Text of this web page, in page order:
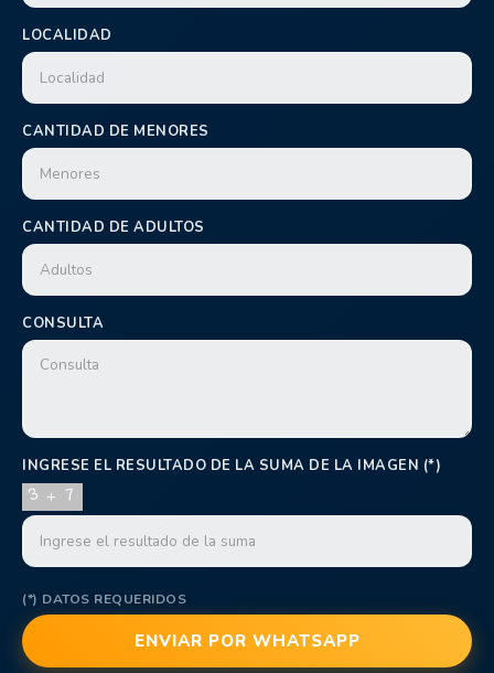
LOCALIDAD
CANTIDAD DE MENORES
CANTIDAD DE ADULTOS
CONSULTA
INGRESE EL RESULTADO DE LA SUMA DE LA IMAGEN (*)
(*) DATOS REQUERIDOS